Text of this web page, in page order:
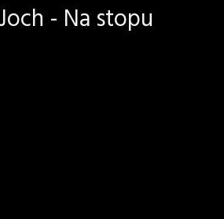
- Na stopu